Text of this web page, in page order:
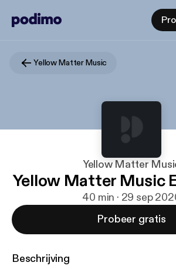
Yellow Matter Music
Yellow Matter
Yellow Matter Music
40 min · 29 sep
Probeer gratis
Beschrijving